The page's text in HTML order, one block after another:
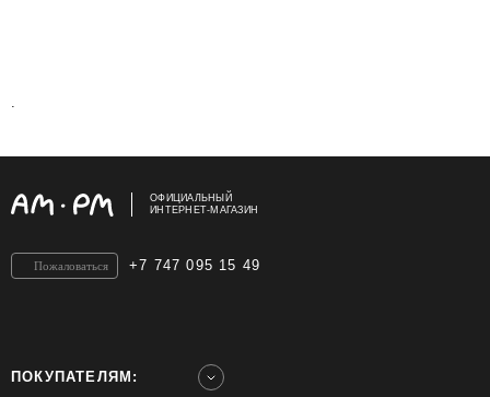
.
ОФИЦИАЛЬНЫЙ
ИНТЕРНЕТ-МАГАЗИН
+7 747 095 15 49
Пожаловаться
ПОКУПАТЕЛЯМ: